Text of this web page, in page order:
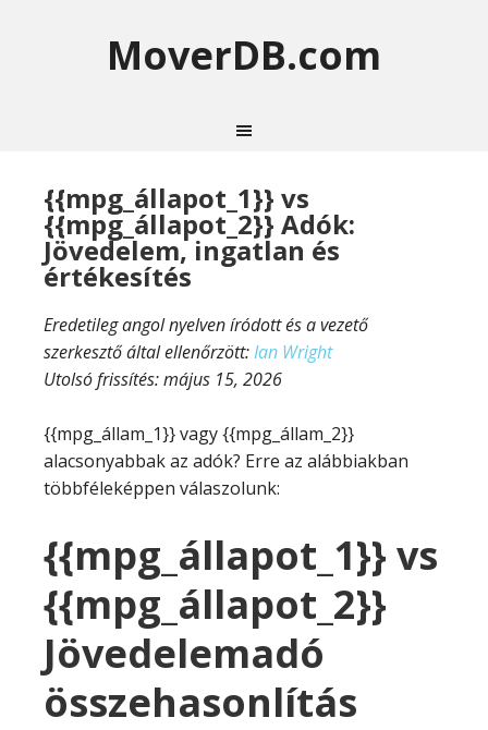
MoverDB.com
{{mpg_állapot_1}} vs
{{mpg_állapot_2}} Adók:
Jövedelem, ingatlan és
értékesítés
Eredetileg angol nyelven íródott és a vezető
szerkesztő által ellenőrzött:Ian Wright
Utolsó frissítés:május 15, 2026
{{mpg_állam_1}} vagy {{mpg_állam_2}}
alacsonyabbak az adók? Erre az alábbiakban
többféleképpen válaszolunk:
{{mpg_állapot_1}} vs
{{mpg_állapot_2}}
Jövedelemadó
összehasonlítás